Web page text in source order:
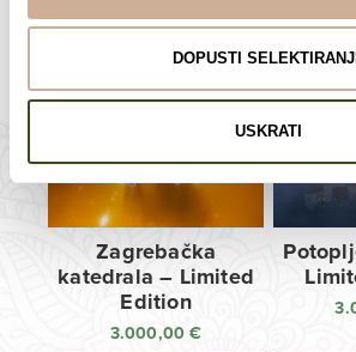
DOPUSTI
USKRATI
Limited Edition
Zagrebačka
katedrala – Limited
Edition
3.000,00€